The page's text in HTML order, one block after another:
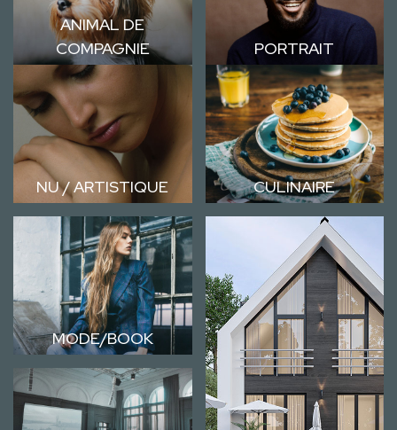
ANIMAL DE
COMPAGNIE
NU / ARTISTIQUE
PORTRAIT
CULINAIRE
MODE/BOOK